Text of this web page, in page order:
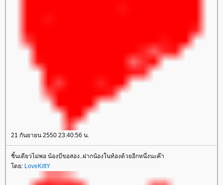
21 กันยายน 2550 23:40:56 น.
ชิ้นเดียวไม่พอ น้องบีขอสอง..ฝากน้องในท้องด้วยอีกหนึ่งนะค๊า
โดย: LoveKittY